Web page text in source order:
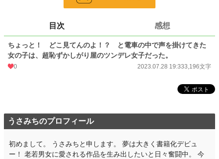
恋愛 66,338 位 / 66,338 件
お気に入り 3
24h.ポイント
初回公開日時 2023.07.28 19:33
週間ポイント 0 pt (228,667 位)
目次 感想
ちょっと！ どこ見てんのよ！？ と電車の中で声を掛けてきた
女の子は、超恥ずかしがり屋のツンデレ女子だった。
0 2023.07.28 19:333,196文字
うさみちのプロフィール
初めまして。 うさみちと申します。 夢は大きく書籍化デビュ
ー！ 老若男女に愛される作品を生み出したいと日々奮闘中。 今